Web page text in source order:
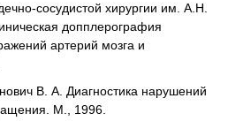
сосудистой хирургии им. А.Н.
допплерография
артерий мозга и
В. А. Диагностика нарушений
М., 1996.